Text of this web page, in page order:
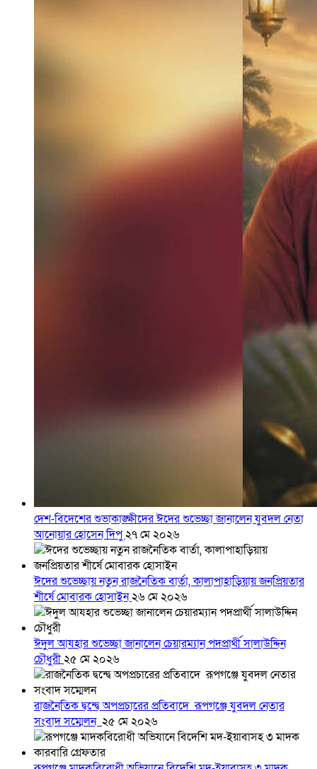
দেশ-বিদেশের শুভাকাঙ্ক্ষীদের ঈদের শুভেচ্ছা জানালেন যুবদল নেতা
আনোয়ার হোসেন দিপু২৭ মে ২০২৬
ঈদের শুভেচ্ছায় নতুন রাজনৈতিক বার্তা, কালাপাহাড়িয়ায় জনপ্রিয়তার
শীর্ষে মোবারক হোসাইন২৬ মে ২০২৬
ঈদুল আযহার শুভেচ্ছা জানালেন চেয়ারম্যান পদপ্রার্থী সালাউদ্দিন
চৌধুরী২৫ মে ২০২৬
রাজনৈতিক দ্বন্দ্বে অপপ্রচারের প্রতিবাদে ‎রূপগঞ্জে যুবদল নেতার
সংবাদ সম্মেলন ‎ ২৫ মে ২০২৬